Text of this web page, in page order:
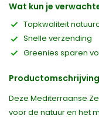
Wat kun je
Topkwaliteit
Snelle verzending
Greenies sparen
Productomschrijving
Deze Mediterraanse
voor de natuur en het